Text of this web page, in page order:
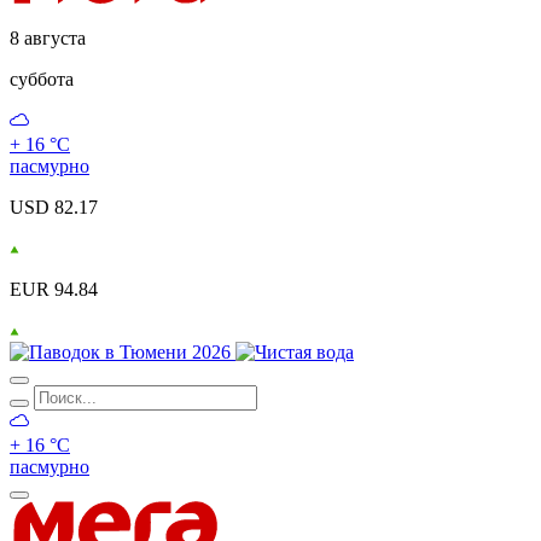
8 августа
суббота
+ 16 °С
пасмурно
USD 82.17
EUR 94.84
+ 16 °С
пасмурно